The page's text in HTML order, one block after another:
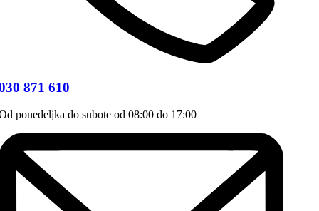
871 610
ponedeljka do subote od 08:00 do 17:00